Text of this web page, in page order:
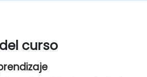
curso